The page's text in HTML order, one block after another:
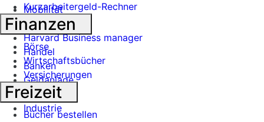
Mobilität
Tech
Harvard Business manager
Handel
Banken
Geldanlage
Börse
Industrie
Kurzarbeitergeld-Rechner
Finanzen
Börse
Wirtschaftsbücher
Versicherungen
Freizeit
Bücher bestellen